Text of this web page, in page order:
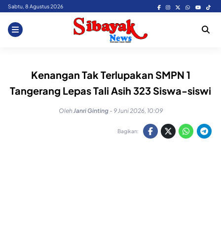
Skip
content
Sabtu, 8 Agustus 2026
Kenangan Tak Terlupakan SMPN 1
Tangerang Lepas Tali Asih 323 Siswa-siswi
OlehJanri Ginting - 9 Juni 2026, 10:09
Bagikan: